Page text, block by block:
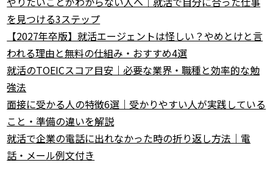
を見つける3ステップ
【2027年卒版】就活エージェントは怪しい？やめとけと言
われる理由と無料の仕組み・おすすめ4選
就活のTOEICスコア目安｜必要な業界・職種と効率的な勉
強法
面接に受かる人の特徴6選｜受かりやすい人が実践している
こと・準備の違いを解説
就活で企業の電話に出れなかった時の折り返し方法｜電
話・メール例文付き